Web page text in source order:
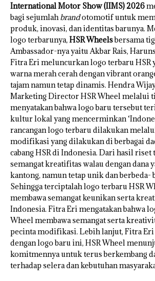
International Motor Show (IIMS) 2026
bagi sejumlahbrandotomotif untuk
produk, inovasi, dan identitas barunya.
logo terbarunya, HSR Wheelsbersama
Ambassador-nya yaitu Akbar Rais,
Fitra Eri meluncurkan logo terbaru
warna merah cerah dengan vibrant
tajam namun tetap dinamis. Hendra
Marketing Director HSR Wheel melalui
menyatakan bahwa logo baru tersebut
kultur lokal yang mencerminkan
rancangan logo terbaru dilakukan
modifikasi yang dilakukan di berbagai
cabang HSR di Indonesia. Dari hasil
semangat kreatifitas walau dengan dana
kantong, namun tetap unik dan berbeda-
Sehingga terciptalah logo terbaru HSR
membawa semangat keunikan serta
Indonesia. Fitra Eri mengatakan bahwa
Wheel membawa semangat serta
pecinta modifikasi. Lebih lanjut, Fitra Eri
dengan logo baru ini, HSR Wheel
komitmennya untuk terus berkembang
terhadap selera dan kebutuhan